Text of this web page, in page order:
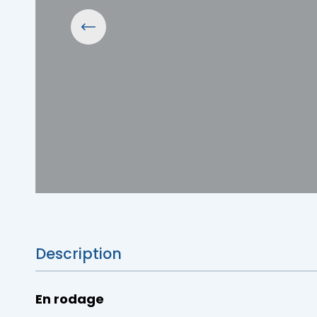
Description
En rodage